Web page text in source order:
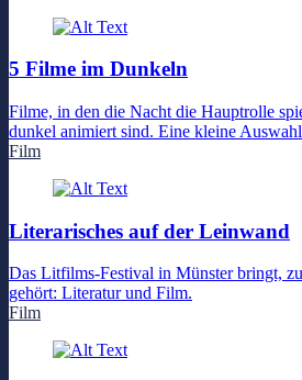
5 Filme im Dunkeln
Filme, in den die Nacht die Hauptrolle
dunkel animiert sind. Eine kleine
Film
Literarisches auf der Leinwand
Das Litfilms-Festival in Münster bringt,
gehört: Literatur und Film.
Film